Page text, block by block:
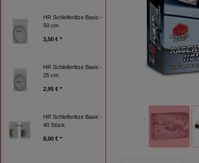
HR Schleiferlitze Basic -
50 cm
3,50 € *
HR Schleiferlitze Basic -
25 cm
2,95 € *
HR Schleiferlitze Basic -
40 Stück
8,00 € *